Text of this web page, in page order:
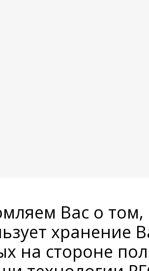
Вас о
хранение
на стороне